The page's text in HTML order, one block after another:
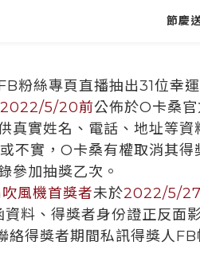
節慶
粉絲專頁直播抽出31位幸運
2022/5/20前公佈於O卡桑官
真實姓名、電話、地址等資
不實，O卡桑有權取消其得
參加抽獎乙次。
風機首獎者未於2022/5/27
資料、得獎者身份證正反面
絡得獎者期間私訊得獎人